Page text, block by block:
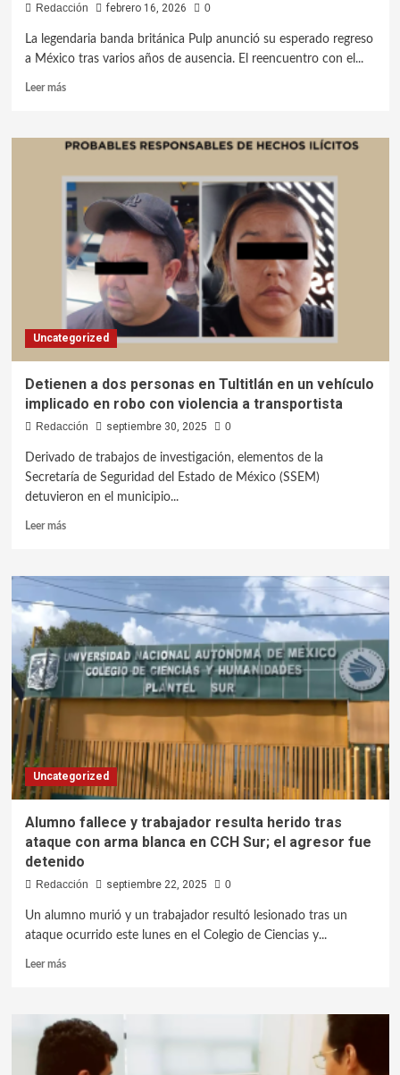
Redacción febrero 16, 2026 0
La legendaria banda británica Pulp anunció su esperado regreso
a México tras varios años de ausencia. El reencuentro con el...
Leer más
Uncategorized
Detienen a dos personas en Tultitlán en un vehículo
implicado en robo con violencia a transportista
Redacción septiembre 30, 2025 0
Derivado de trabajos de investigación, elementos de la
Secretaría de Seguridad del Estado de México (SSEM)
detuvieron en el municipio...
Leer más
Uncategorized
Alumno fallece y trabajador resulta herido tras
ataque con arma blanca en CCH Sur; el agresor fue
detenido
Redacción septiembre 22, 2025 0
Un alumno murió y un trabajador resultó lesionado tras un
ataque ocurrido este lunes en el Colegio de Ciencias y...
Leer más